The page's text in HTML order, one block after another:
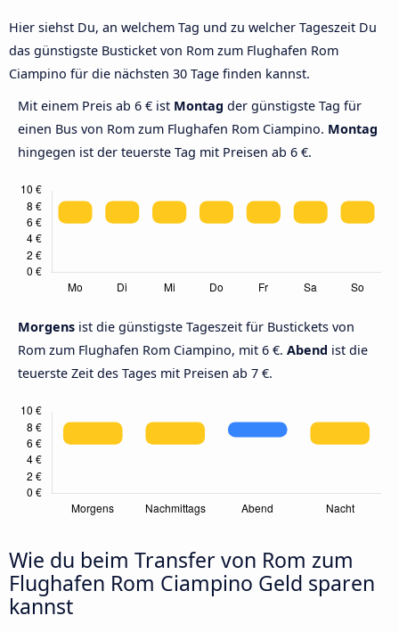
Hier siehst Du, an welchem Tag und zu welcher Tageszeit Du
das günstigste Busticket von Rom zum Flughafen Rom
Ciampino für die nächsten 30 Tage finden kannst.
Mit einem Preis ab 6 € ist Montag der günstigste Tag für
einen Bus von Rom zum Flughafen Rom Ciampino. Montag
hingegen ist der teuerste Tag mit Preisen ab 6 €.
Morgens ist die günstigste Tageszeit für Bustickets von
Rom zum Flughafen Rom Ciampino, mit 6 €. Abend ist die
teuerste Zeit des Tages mit Preisen ab 7 €.
Wie du beim Transfer von Rom zum
Flughafen Rom Ciampino Geld sparen
kannst